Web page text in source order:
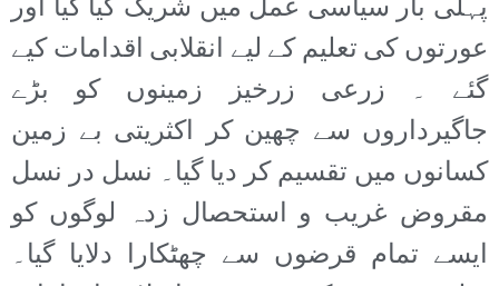
عورتوں کی تعلیم کے لیے انقلابی اقدامات کیے
گئے ۔ زرعی زرخیز زمینوں کو بڑے
جاگیرداروں سے چھین کر اکثریتی بے زمین
کسانوں میں تقسیم کر دیا گیا۔ نسل در نسل
مقروض غریب و استحصال زدہ لوگوں کو
ایسے تمام قرضوں سے چھٹکارا دلایا گیا۔